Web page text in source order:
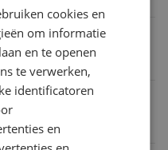
cookies en
om informatie
en te openen
te verwerken,
identificatoren
en